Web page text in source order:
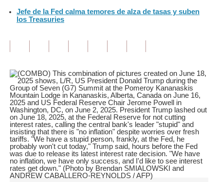
Inmobiliarias
Opinión
Editorial
Pregunta de hoy
Blogs
Tendencias
Lujo
Viajes
Jefe de la Fed calma temores de alza de tasas y suben
los Treasuries